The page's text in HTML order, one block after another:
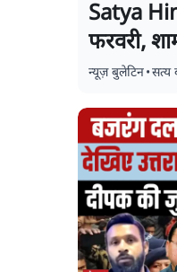
Satya
फरवरी,
न्यूज़ बुलेटिन•सत्य